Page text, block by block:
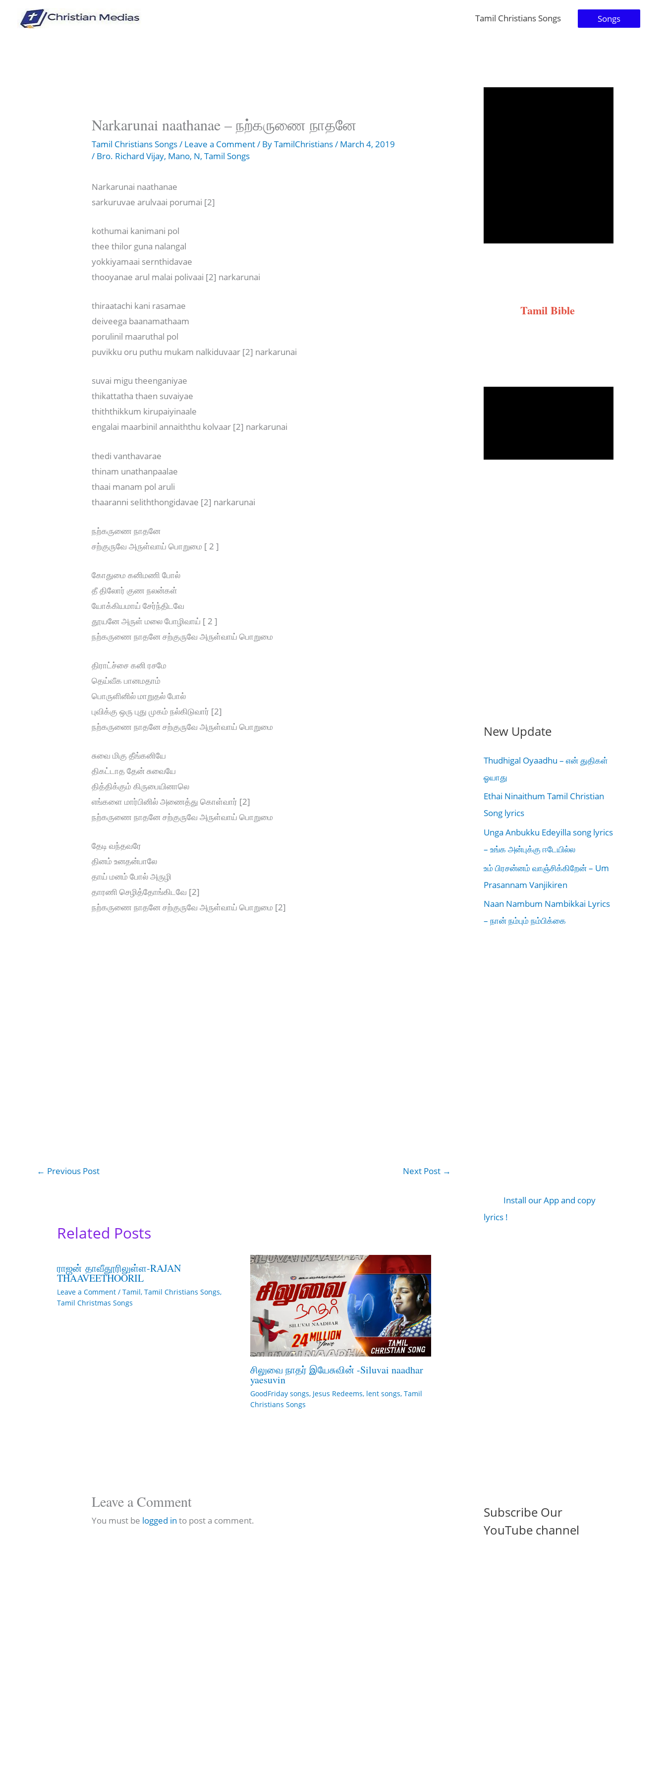
Tamil Christians Songs Songs
Narkarunai naathanae – நற்கருணை நாதனே
Tamil Christians Songs/ Leave a Comment/ ByTamilChristians/ March 4, 2019
/ Bro. Richard Vijay, Mano, N,Tamil Songs
Narkarunai naathanae
sarkuruvae arulvaai porumai [2]
kothumai kanimani pol
thee thilor guna nalangal
yokkiyamaai sernthidavae
thooyanae arul malai polivaai [2] narkarunai
thiraatachi kani rasamae
deiveega baanamathaam
porulinil maaruthal pol
puvikku oru puthu mukam nalkiduvaar [2] narkarunai
suvai migu theenganiyae
thikattatha thaen suvaiyae
thiththikkum kirupaiyinaale
engalai maarbinil annaiththu kolvaar [2] narkarunai
thedi vanthavarae
thinam unathanpaalae
thaai manam pol aruli
thaaranni seliththongidavae [2] narkarunai
நற்கருணை நாதனே
சற்குருவே அருள்வாய் பொறுமை [ 2 ]
கோதுமை கனிமணி போல்
தீ திலோர் குண நலன்கள்
யோக்கியமாய் சேர்ந்திடவே
தூயனே அருள் மலை போழிவாய் [ 2 ]
நற்கருணை நாதனே சற்குருவே அருள்வாய் பொறுமை
திராட்ச்சை கனி ரசமே
தெய்வீக பானமதாம்
பொருளினில் மாறுதல் போல்
புவிக்கு ஒரு புது முகம் நல்கிடுவார் [2]
நற்கருணை நாதனே சற்குருவே அருள்வாய் பொறுமை
சுவை மிகு தீங்கனியே
திகட்டாத தேன் சுவையே
தித்திக்கும் கிருபையினாலெ
எங்களை மார்பினில் அணைத்து கொள்வார் [2]
நற்கருணை நாதனே சற்குருவே அருள்வாய் பொறுமை
தேடி வந்தவரே
தினம் உனதன்பாலே
தாய் மனம் போல் அருழி
தாரணி செழித்தோங்கிடவே [2]
நற்கருணை நாதனே சற்குருவே அருள்வாய் பொறுமை [2]
← Previous Post Next Post →
Related Posts
ராஜன் தாவீதூரிலுள்ள-RAJAN
THAAVEETHOORIL
Leave a Comment / Tamil, Tamil Christians Songs,
Tamil Christmas Songs
சிலுவை நாதர் இயேசுவின் -Siluvai naadhar
yaesuvin
GoodFriday songs, Jesus Redeems, lent songs, Tamil
Christians Songs
Leave a Comment
You must be logged in to post a comment.
Tamil Bible
New Update
Thudhigal Oyaadhu – என் துதிகள்
ஓயாது
Ethai Ninaithum Tamil Christian
Song lyrics
Unga Anbukku Edeyilla song lyrics
– உங்க அன்புக்கு ஈடேயில்ல
உம் பிரசன்னம் வாஞ்சிக்கிறேன் – Um
Prasannam Vanjikiren
Naan Nambum Nambikkai Lyrics
– நான் நம்பும் நம்பிக்கை
Install our App and copy
lyrics !
Subscribe Our
YouTube channel